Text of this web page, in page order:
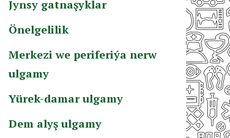
Jynsy gatnaşyklar
Önelgelilik
Merkezi we periferiýa nerw
ulgamy
Yürek-damar ulgamy
Dem alyş ulgamy